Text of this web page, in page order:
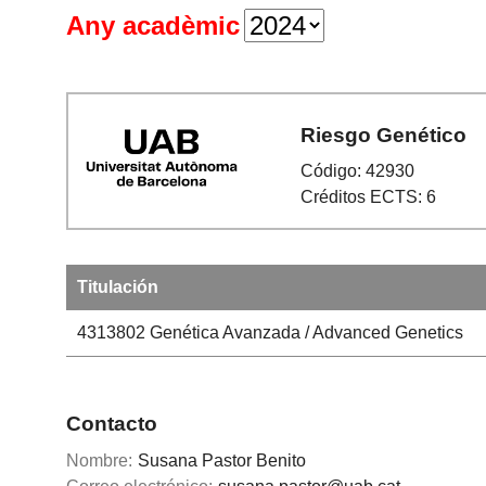
Any acadèmic
Riesgo Genético
Código: 42930
Créditos ECTS: 6
Titulación
4313802 Genética Avanzada / Advanced Genetics
Contacto
Nombre: Susana Pastor Benito